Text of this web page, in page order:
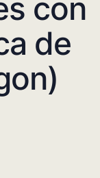
con
de